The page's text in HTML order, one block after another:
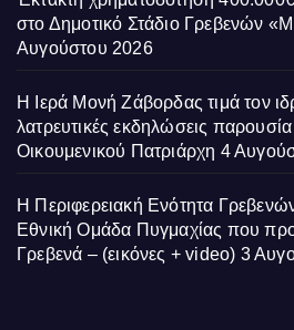
στο Δημοτικό Στάδιο Γρεβενών
Αυγούστου 2026
Η Ιερά Μονή Ζάβορδας τιμά τον
λατρευτικές εκδηλώσεις
Οικουμενικού Πατριάρχη 4
Η Περιφερειακή Ενότητα
Εθνική Ομάδα Πυγμαχίας που
Γρεβενά – (εικόνες + video) 3